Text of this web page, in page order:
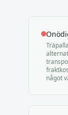
något